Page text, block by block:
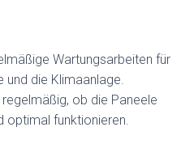
Wartungsarbeiten für
und die Klimaanlage.
ob die Paneele
optimal funktionieren.